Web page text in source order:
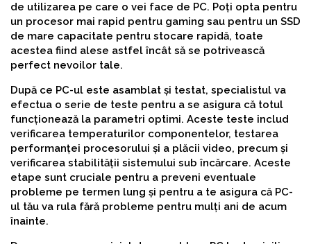
de utilizarea pe care o vei face de PC. Poți opta pentru
un procesor mai rapid pentru gaming sau pentru un SSD
de mare capacitate pentru stocare rapidă, toate
acestea fiind alese astfel încât să se potrivească
perfect nevoilor tale.
După ce PC-ul este asamblat și testat, specialistul va
efectua o serie de teste pentru a se asigura că totul
funcționează la parametri optimi. Aceste teste includ
verificarea temperaturilor componentelor, testarea
performanței procesorului și a plăcii video, precum și
verificarea stabilității sistemului sub încărcare. Aceste
etape sunt cruciale pentru a preveni eventuale
probleme pe termen lung și pentru a te asigura că PC-
ul tău va rula fără probleme pentru mulți ani de acum
înainte.